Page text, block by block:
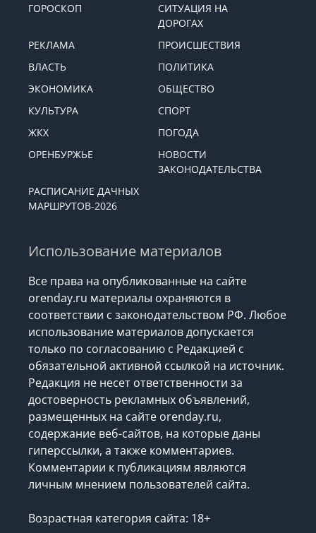
ГОРОСКОП
СИТУАЦИЯ НА
ДОРОГАХ
РЕКЛАМА
ПРОИСШЕСТВИЯ
ВЛАСТЬ
ПОЛИТИКА
ЭКОНОМИКА
ОБЩЕСТВО
КУЛЬТУРА
СПОРТ
ЖКХ
ПОГОДА
ОРЕНБУРЖЬЕ
НОВОСТИ
ЗАКОНОДАТЕЛЬСТВА
РАСПИСАНИЕ ДАЧНЫХ
МАРШРУТОВ-2026
Использование материалов
Все права на опубликованные на сайте
orenday.ru материалы охраняются в
соответствии с законодательством РФ. Любое
использование материалов допускается
только по согласованию с Редакцией с
обязательной активной ссылкой на источник.
Редакция не несет ответственности за
достоверность рекламных объявлений,
размещенных на сайте orenday.ru,
содержание веб-сайтов, на которые даны
гиперссылки, а также комментариев.
Комментарии к публикациям являются
личным мнением пользователей сайта.
Возрастная категория сайта: 18+